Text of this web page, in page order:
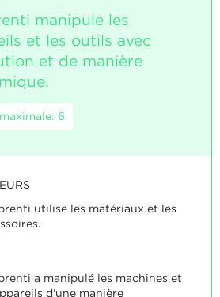
manipule les
et les outils avec
et de manière
6
utilise les matériaux et les
a manipulé les machines et
d'une manière